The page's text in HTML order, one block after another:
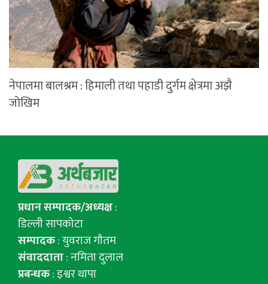
नेपालमा बालश्रम : हिमाली तथा पहाडी दुर्गम क्षेत्रमा अझै
जोखिम
प्रधान सम्पादक/अध्यक्ष:
डिल्ली सापकोटा
सम्पादक: युवराज गाैतम
संवाददाता: नमिता दुलाल
प्रबन्धक: इश्वर थापा